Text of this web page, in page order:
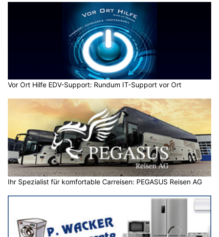
Vor Ort Hilfe EDV-Support: Rundum IT-Support vor Ort
Ihr Spezialist für komfortable Carreisen: PEGASUS Reisen AG